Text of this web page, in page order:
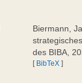
Biermann,
des BIBA,
[ BibTeX ]